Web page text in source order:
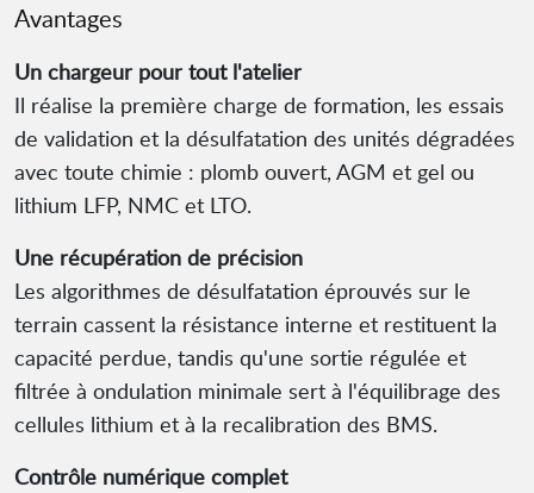
Avantages
Un chargeur pour tout l'atelier
Il réalise la première charge de formation, les essais
de validation et la désulfatation des unités dégradées
avec toute chimie : plomb ouvert, AGM et gel ou
lithium LFP, NMC et LTO.
Une récupération de précision
Les algorithmes de désulfatation éprouvés sur le
terrain cassent la résistance interne et restituent la
capacité perdue, tandis qu'une sortie régulée et
filtrée à ondulation minimale sert à l'équilibrage des
cellules lithium et à la recalibration des BMS.
Contrôle numérique complet